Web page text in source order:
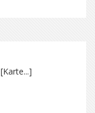
Karte...]